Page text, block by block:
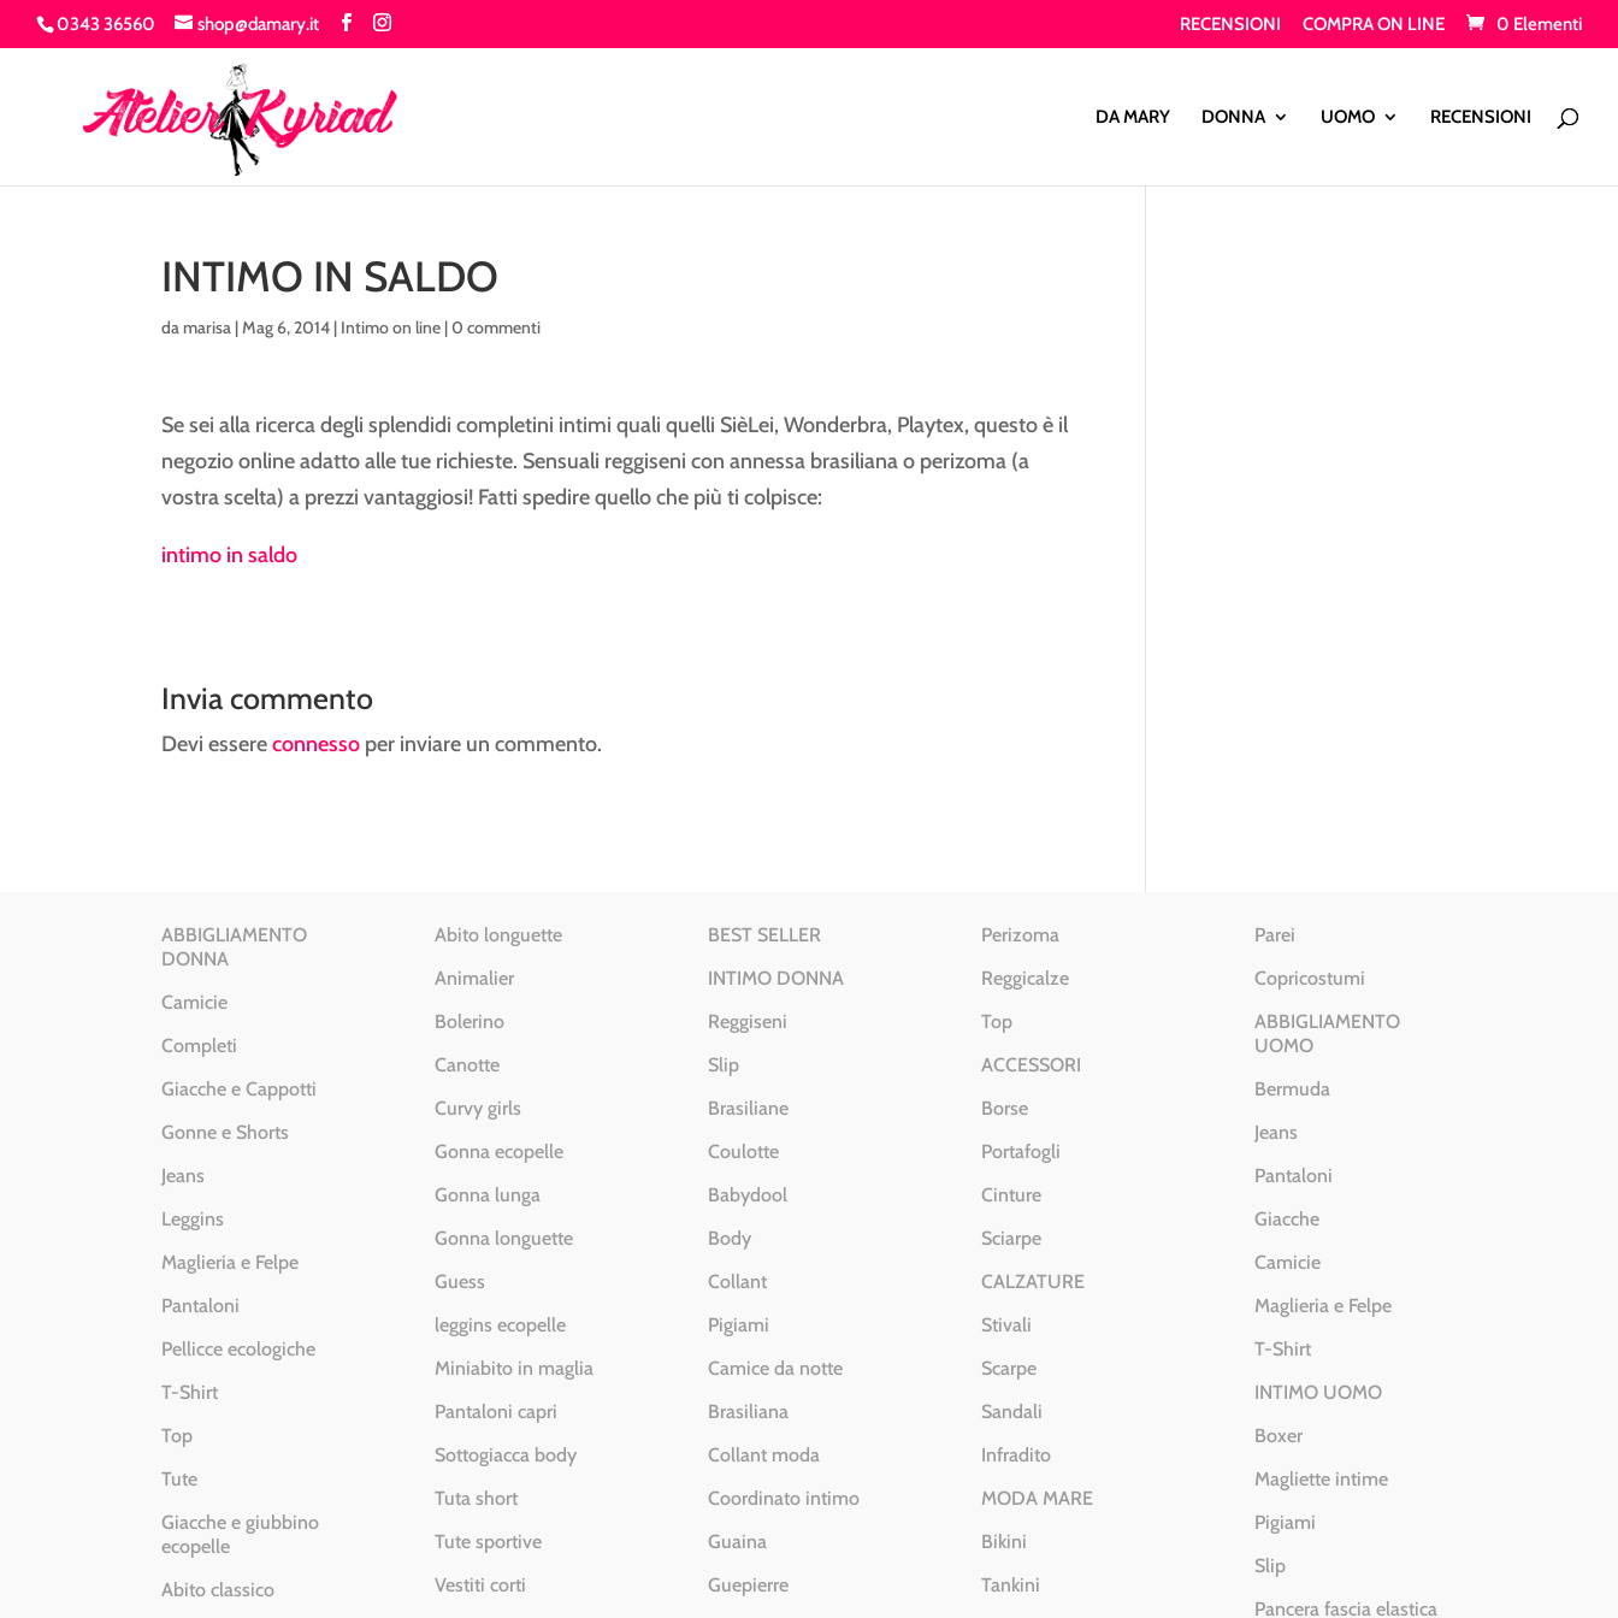
0343 36560 shop@damary.it RECENSIONI COMPRA ON LINE 0 Elementi
DA MARY DONNA UOMO RECENSIONI
Products
INTIMO IN SALDO
damarisa | Mag 6, 2014 | Intimo on line |0 commenti
Se sei alla ricerca degli splendidi completini intimi quali quelli SièLei, Wonderbra, Playtex, questo è il
negozio online adatto alle tue richieste. Sensuali reggiseni con annessa brasiliana o perizoma (a
vostra scelta) a prezzi vantaggiosi! Fatti spedire quello che più ti colpisce:
intimo in saldo
Invia commento
Devi essereconnesso per inviare un commento.
ABBIGLIAMENTO
DONNA
Camicie
Completi
Giacche e Cappotti
Gonne e Shorts
Jeans
Leggins
Maglieria e Felpe
Pantaloni
Pellicce ecologiche
T-Shirt
Top
Tute
Giacche e giubbino
ecopelle
Abito classico
Abito longuette
Animalier
Bolerino
Canotte
Curvy girls
Gonna ecopelle
Gonna lunga
Gonna longuette
Guess
leggins ecopelle
Miniabito in maglia
Pantaloni capri
Sottogiacca body
Tuta short
Tute sportive
Vestiti corti
BEST SELLER
INTIMO DONNA
Reggiseni
Slip
Brasiliane
Coulotte
Babydool
Body
Collant
Pigiami
Camice da notte
Brasiliana
Collant moda
Coordinato intimo
Guaina
Guepierre
Perizoma
Reggicalze
Top
ACCESSORI
Borse
Portafogli
Cinture
Sciarpe
CALZATURE
Stivali
Scarpe
Sandali
Infradito
MODA MARE
Bikini
Tankini
Parei
Copricostumi
ABBIGLIAMENTO
UOMO
Bermuda
Jeans
Pantaloni
Giacche
Camicie
Maglieria e Felpe
T-Shirt
INTIMO UOMO
Boxer
Magliette intime
Pigiami
Slip
Pancera fascia elastica